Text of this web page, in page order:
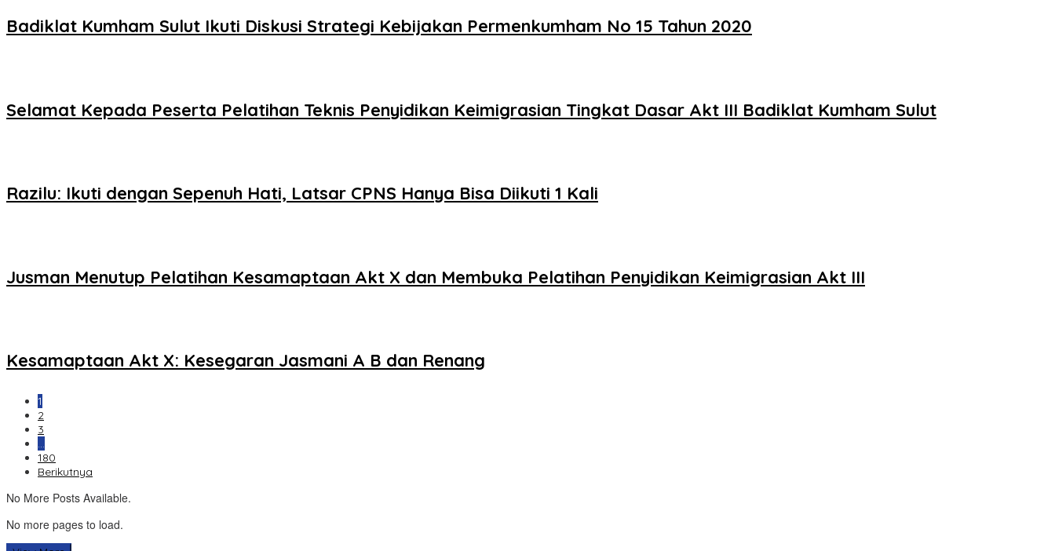
Badiklat Kumham Sulut Ikuti Diskusi Strategi Kebijakan Permenkumham No 15 Tahun 2020
Selamat Kepada Peserta Pelatihan Teknis Penyidikan Keimigrasian Tingkat Dasar Akt III Badiklat Kumham Sulut
Razilu: Ikuti dengan Sepenuh Hati, Latsar CPNS Hanya Bisa Diikuti 1 Kali
Jusman Menutup Pelatihan Kesamaptaan Akt X dan Membuka Pelatihan Penyidikan Keimigrasian Akt III
Kesamaptaan Akt X: Kesegaran Jasmani A B dan Renang
1
2
3
…
180
Berikutnya
No More Posts Available.
No more pages to load.